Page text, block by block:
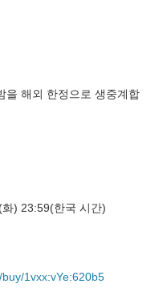
을 해외 한정으로 생중계합
) 23:59(한국 시간)
1vxx:vYe:620b5